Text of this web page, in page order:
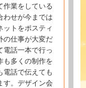
作業をしている
わせが今までは
ットをポスティ
の仕事が大変だ
電話一本で行っ
も多くの制作を
電話で伝えても
す。デザイン会